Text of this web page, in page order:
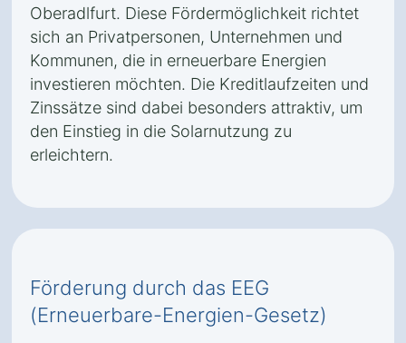
Oberadlfurt. Diese Fördermöglichkeit richtet
sich an Privatpersonen, Unternehmen und
Kommunen, die in erneuerbare Energien
investieren möchten. Die Kreditlaufzeiten und
Zinssätze sind dabei besonders attraktiv, um
den Einstieg in die Solarnutzung zu
erleichtern.
Förderung durch das EEG
(Erneuerbare-Energien-Gesetz)